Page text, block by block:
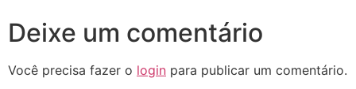
Deixe um comentário
Você precisa fazer o login para publicar um comentário.